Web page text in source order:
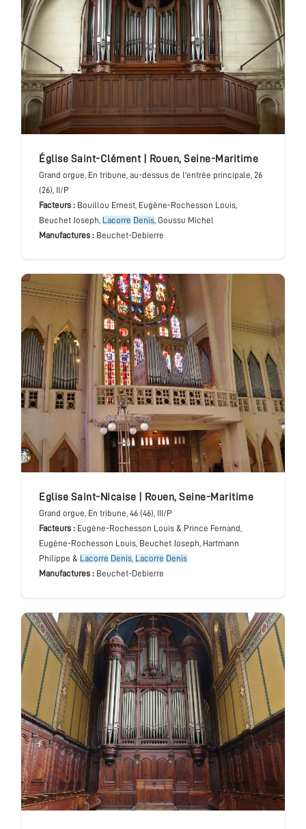
église Saint-Clément| Rouen, Seine-Maritime
Grand orgue, En tribune, au-dessus de l'entrée principale, 26
(26), II/P
Facteurs : Bouillou Ernest, Eugène-Rochesson Louis,
Beuchet Joseph, Lacorre Denis, Goussu Michel
Manufactures : Beuchet-Debierre
Eglise Saint-Nicaise Rouen, Seine-Maritime
Grand orgue, En tribune, 46 (46), III/P
Facteurs : Eugène-Rochesson Louis & Prince Fernand,
Eugène-Rochesson Louis, Beuchet Joseph, Hartmann
Philippe &
Lacorre Denis, Lacorre Denis
Manufactures : Beuchet-Debierre